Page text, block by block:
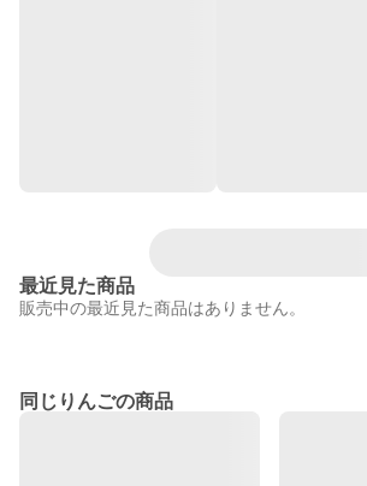
最近見た商品
販売中の最近見た商品はありません。
同じりんごの商品